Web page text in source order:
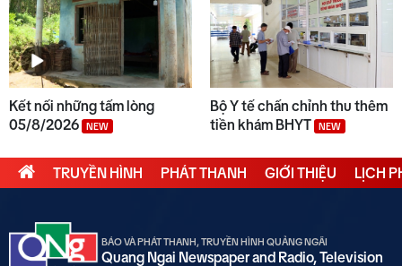
Kết nối những tấm lòng
05/8/2026
NEW
Bộ Y tế chấn chỉnh thu thêm
tiền khám BHYT
NEW
TRUYỀN HÌNH PHÁT THANH GIỚI THIỆU LỊCH
BÁO VÀ PHÁT THANH, TRUYỀN HÌNH QUẢNG NGÃI
Quang Ngai Newspaper and Radio, Television